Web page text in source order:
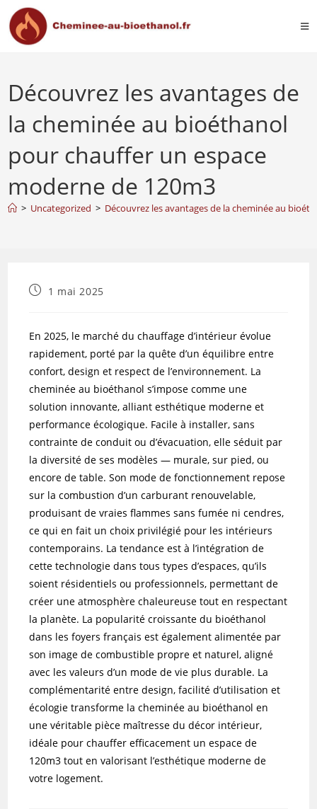
Découvrez les avantages de
la cheminée au bioéthanol
pour chauffer un espace
moderne de 120m3
> Uncategorized > Découvrez les avantages de la cheminée au
1 mai 2025
En 2025, le marché du chauffage d’intérieur évolue
rapidement, porté par la quête d’un équilibre entre
confort, design et respect de l’environnement. La
cheminée au bioéthanol s’impose comme une
solution innovante, alliant esthétique moderne et
performance écologique. Facile à installer, sans
contrainte de conduit ou d’évacuation, elle séduit par
la diversité de ses modèles — murale, sur pied, ou
encore de table. Son mode de fonctionnement repose
sur la combustion d’un carburant renouvelable,
produisant de vraies flammes sans fumée ni cendres,
ce qui en fait un choix privilégié pour les intérieurs
contemporains. La tendance est à l’intégration de
cette technologie dans tous types d’espaces, qu’ils
soient résidentiels ou professionnels, permettant de
créer une atmosphère chaleureuse tout en respectant
la planète. La popularité croissante du bioéthanol
dans les foyers français est également alimentée par
son image de combustible propre et naturel, aligné
avec les valeurs d’un mode de vie plus durable. La
complémentarité entre design, facilité d’utilisation et
écologie transforme la cheminée au bioéthanol en
une véritable pièce maîtresse du décor intérieur,
idéale pour chauffer efficacement un espace de
120m3 tout en valorisant l’esthétique moderne de
votre logement.